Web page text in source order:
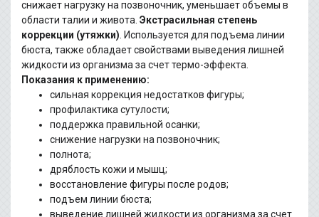
снижает нагрузку на позвоночник, уменьшаетобъемы в
области талии и живота. Экстрасильная степень
коррекции (утяжки) . Используется для подъема линии
бюста, также обладает свойствами выведения лишней
жидкости из организма за счеттермо-эффекта.
Показания к применению:
сильная коррекция недостатков фигуры;
профилактика сутулости;
поддержка правильной осанки;
снижение нагрузки на позвоночник;
полнота;
дряблость кожи и мышц;
восстановление фигуры после родов;
подъем линии бюста;
выведение лишней жидкости из организма за счет